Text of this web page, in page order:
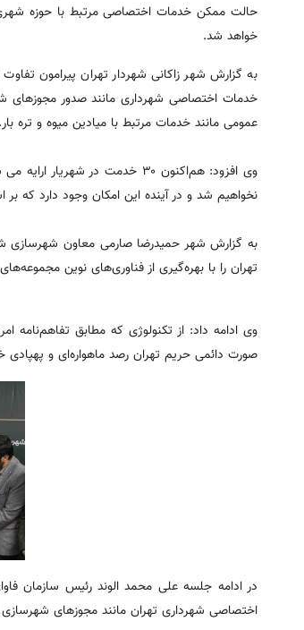
حالت ممکن خدمات اختصاصی مرتبط با حوزه شهری
خواهد شد.
به گزارش شهر زاکانی شهردار تهران پیرامون
خدمات اختصاصی شهرداری مانند صدور مجوزهای
عمومی مانند خدمات مرتبط با میادین میوه و تره بار.
وی افزود: هم‌اکنون ۳۰ خدمت در
نخواهیم شد و در آینده این امکان وجود دارد که
به گزارش شهر حمیدرضا صارمی معاون شهرسازی
تهران را با بهره‌گیری از فناوری‌های نوین
وی ادامه داد: از تکنولوژی که مطابق
صورت دائمی حریم تهران رصد ماهواره‌ای و پهپادی
در ادامه جلسه علی محمد الوند رئیس سازمان
اختصاصی شهرداری تهران مانند مجوزهای